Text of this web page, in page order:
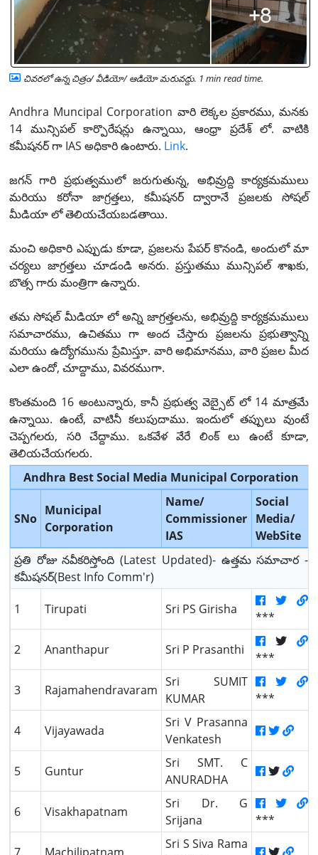
చివరలో ఉన్న చిత్రం/ వీడియో/ ఆడియో మరువద్దు. 1 min read time.
Andhra Muncipal Corporation వారి లెక్కల ప్రకారము, మనకు
14 మున్సిపల్ కార్పొరేషన్లు ఉన్నాయి, ఆంధ్రా ప్రదేశ్ లో. వాటికి
కమీషనర్ గా IAS అధికారి ఉంటారు. Link.
జగన్ గారి ప్రభుత్వములో జరుగుతున్న, అభివ్రుద్ది కార్యక్రమములు
మరియు కరోనా జాగ్రత్తలు, కమీషనర్ ద్వారానే ప్రజలకు సోషల్
మీడియా లో తెలియచేయబడతాయి.
మంచి అధికారి ఎప్పుడు కూడా, ప్రజలను పేపర్ కొనండి, అందులో మా
చర్యలు జాగ్రత్తలు చూడండి అనరు. ప్రస్తుతము మున్సిపల్ శాఖకు,
బొత్స గారు మంత్రిగా ఉన్నారు.
తమ సోషల్ మీడియా లో అన్ని జాగ్రత్తలను, అభివ్రుద్ది కార్యక్రమములు
సమాచారము, ఉచితము గా అంద చేస్తారు ప్రజలను ప్రభుత్వాన్ని
మరియు ఉద్యోగమును ప్రేమిస్తూ. వారి అభిమానము, వారి ప్రజల మీద
ఎలా ఉందో, చూద్దాము, వివరముగా.
కొంతమంది 16 అంటున్నారు, కానీ ప్రభుత్వ వెబ్సైట్ లో 14 మాత్రమే
ఉన్నాయి. ఉంటే, వాటినీ కలుపుదాము. ఇందులో తప్పులు వుంటే
చెప్పగలరు, సరి చేద్దాము. ఒకవేళ వేరే లింక్ లు ఉంటే కూడా,
తెలియచేయగలరు.
Andhra Best Social Media Municipal Corporation
SNo
Municipal
Corporation
Name/
Commissioner
IAS
Social
Media/
WebSite
ప్రతి రోజు నవీకరిస్తోంది (Latest Updated)- ఉత్తమ సమాచార -
కమీషనర్(Best Info Comm'r)
1 Tirupati Sri PS Girisha
***
2 Ananthapur Sri P Prasanthi
***
3 Rajamahendravaram
Sri SUMIT
KUMAR
***
4 Vijayawada
Sri V Prasanna
Venkatesh
5 Guntur
Sri SMT. C
ANURADHA
6 Visakhapatnam
Sri Dr. G
Srijana
***
7 Machilipatnam
Sri S Siva Rama